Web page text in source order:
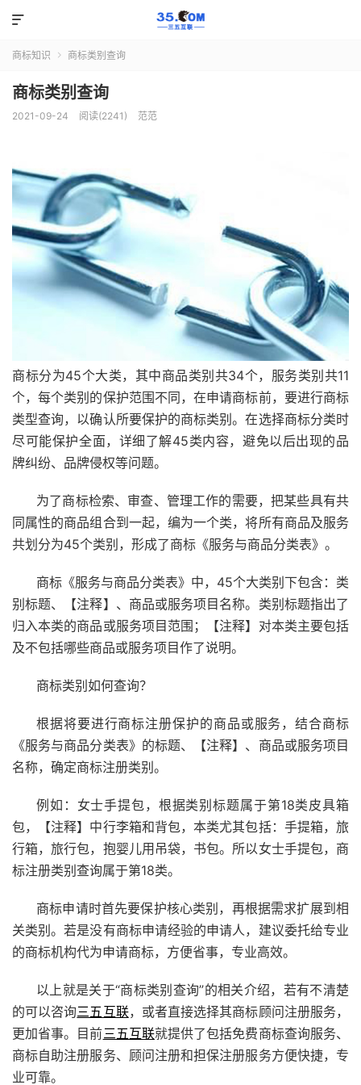

商标知识  商标类别查询
商标类别查询
2021-09-24 阅读(2241) 范范
商标分为45个大类，其中商品类别共34个，服务类别共11
个，每个类别的保护范围不同，在申请商标前，要进行商标
类型查询，以确认所要保护的商标类别。在选择商标分类时
尽可能保护全面，详细了解45类内容，避免以后出现的品
牌纠纷、品牌侵权等问题。
为了商标检索、审查、管理工作的需要，把某些具有共
同属性的商品组合到一起，编为一个类，将所有商品及服务
共划分为45个类别，形成了商标《服务与商品分类表》。
商标《服务与商品分类表》中，45个大类别下包含：类
别标题、【注释】、商品或服务项目名称。类别标题指出了
归入本类的商品或服务项目范围；【注释】对本类主要包括
及不包括哪些商品或服务项目作了说明。
商标类别如何查询？
根据将要进行商标注册保护的商品或服务，结合商标
《服务与商品分类表》的标题、【注释】、商品或服务项目
名称，确定商标注册类别。
例如：女士手提包，根据类别标题属于第18类皮具箱
包，【注释】中行李箱和背包，本类尤其包括：手提箱，旅
行箱，旅行包，抱婴儿用吊袋，书包。所以女士手提包，商
标注册类别查询属于第18类。
商标申请时首先要保护核心类别，再根据需求扩展到相
关类别。若是没有商标申请经验的申请人，建议委托给专业
的商标机构代为申请商标，方便省事，专业高效。
以上就是关于“商标类别查询”的相关介绍，若有不清楚
的可以咨询三五互联，或者直接选择其商标顾问注册服务，
更加省事。目前三五互联就提供了包括免费商标查询服务、
商标自助注册服务、顾问注册和担保注册服务方便快捷，专
业可靠。